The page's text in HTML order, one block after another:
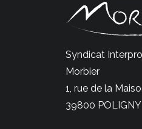
Syndicat
Morbier
1, rue de la
39800 POLIGNY